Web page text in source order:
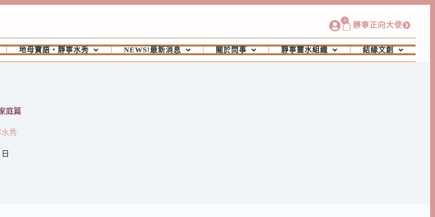
0
靜寧正向大使
地母寶語‧靜寧水秀 NEWS!最新消息 關於問事 靜寧靈水組織 結緣文創
庭篇
秀